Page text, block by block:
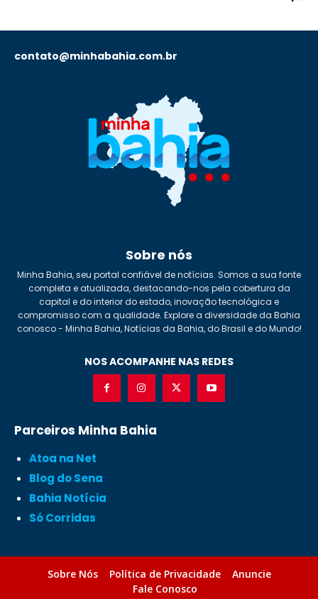
contato@minhabahia.com.br
Sobre nós
Minha Bahia, seu portal confiável de notícias. Somos a sua fonte
completa e atualizada, destacando-nos pela cobertura da
capital e do interior do estado, inovação tecnológica e
compromisso com a qualidade. Explore a diversidade da Bahia
conosco - Minha Bahia, Notícias da Bahia, do Brasil e do Mundo!
NOS ACOMPANHE NAS REDES
Parceiros Minha Bahia
Atoa na Net
Blog do Sena
Bahia Notícia
Só Corridas
Sobre Nós Política de Privacidade
Anuncie
Fale Conosco